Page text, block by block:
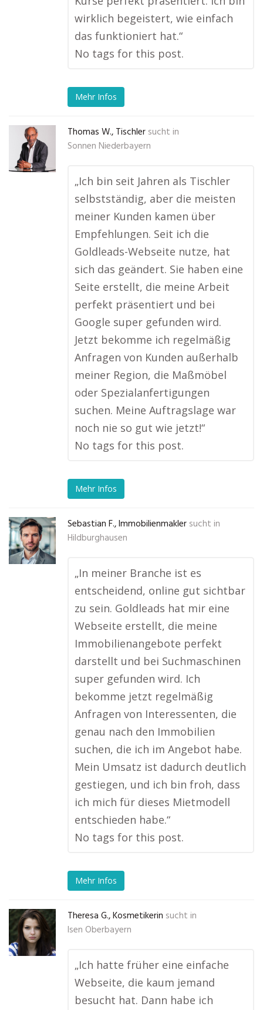
wirklich begeistert, wie einfach
das funktioniert hat.“
No tags for this post.
Mehr Infos
Thomas W., Tischler sucht in
Sonnen Niederbayern
„Ich bin seit Jahren als Tischler
selbstständig, aber die meisten
meiner Kunden kamen über
Empfehlungen. Seit ich die
Goldleads-Webseite nutze, hat
sich das geändert. Sie haben eine
Seite erstellt, die meine Arbeit
perfekt präsentiert und bei
Google super gefunden wird.
Jetzt bekomme ich regelmäßig
Anfragen von Kunden außerhalb
meiner Region, die Maßmöbel
oder Spezialanfertigungen
suchen. Meine Auftragslage war
noch nie so gut wie jetzt!“
No tags for this post.
Mehr Infos
Sebastian F., Immobilienmakler sucht in
Hildburghausen
„In meiner Branche ist es
entscheidend, online gut sichtbar
zu sein. Goldleads hat mir eine
Webseite erstellt, die meine
Immobilienangebote perfekt
darstellt und bei Suchmaschinen
super gefunden wird. Ich
bekomme jetzt regelmäßig
Anfragen von Interessenten, die
genau nach den Immobilien
suchen, die ich im Angebot habe.
Mein Umsatz ist dadurch deutlich
gestiegen, und ich bin froh, dass
ich mich für dieses Mietmodell
entschieden habe.“
No tags for this post.
Mehr Infos
Theresa G., Kosmetikerin sucht in
Isen Oberbayern
„Ich hatte früher eine einfache
Webseite, die kaum jemand
besucht hat. Dann habe ich